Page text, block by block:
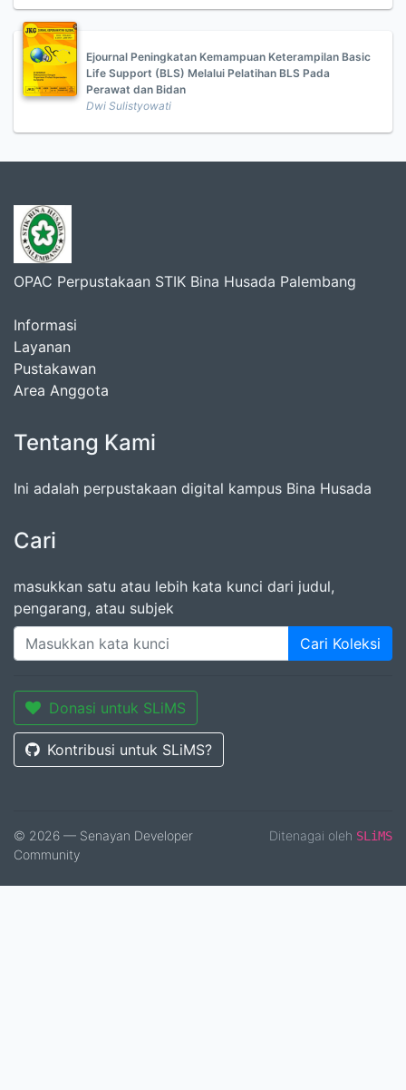
Ejournal Peningkatan Kemampuan Keterampilan Basic
Life Support (BLS) Melalui Pelatihan BLS Pada
Perawat dan Bidan
Dwi Sulistyowati
OPAC Perpustakaan STIK Bina Husada Palembang
Informasi
Layanan
Pustakawan
Area Anggota
Tentang Kami
Ini adalah perpustakaan digital kampus Bina Husada
Cari
masukkan satu atau lebih kata kunci dari judul,
pengarang, atau subjek
Cari Koleksi
Donasi untuk SLiMS
Kontribusi untuk SLiMS?
© 2026 — Senayan Developer
Community
Ditenagai oleh SLiMS